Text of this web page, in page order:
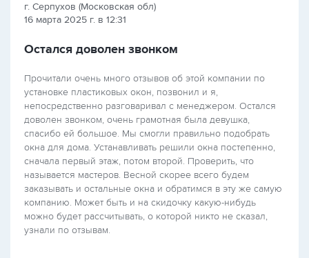
г. Серпухов (Московская обл)
16 марта 2025 г. в 12:31
Остался доволен звонком
Прочитали очень много отзывов об этой компании по
установке пластиковых окон, позвонил и я,
непосредственно разговаривал с менеджером. Остался
доволен звонком, очень грамотная была девушка,
спасибо ей большое. Мы смогли правильно подобрать
окна для дома. Устанавливать решили окна постепенно,
сначала первый этаж, потом второй. Проверить, что
называется мастеров. Весной скорее всего будем
заказывать и остальные окна и обратимся в эту же самую
компанию. Может быть и на скидочку какую-нибудь
можно будет рассчитывать, о которой никто не сказал,
узнали по отзывам.